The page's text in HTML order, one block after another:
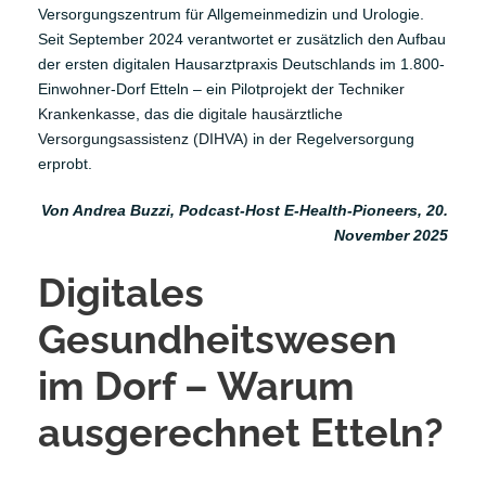
Versorgungszentrum für Allgemeinmedizin und Urologie.
Seit September 2024 verantwortet er zusätzlich den Aufbau
der ersten digitalen Hausarztpraxis Deutschlands im 1.800-
Einwohner-Dorf Etteln – ein Pilotprojekt der Techniker
Krankenkasse , das die digitale hausärztliche
Versorgungsassistenz (DIHVA) in der Regelversorgung
erprobt.
Von Andrea Buzzi, Podcast-Host E-Health-Pioneers, 20.
November 2025
Digitales
Gesundheitswesen
im Dorf – Warum
ausgerechnet Etteln?